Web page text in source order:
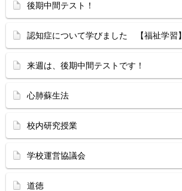
後期中間テスト！
認知症について学びました 【福祉学習】
来週は、後期中間テストです！
心肺蘇生法
校内研究授業
学校運営協議会
道徳